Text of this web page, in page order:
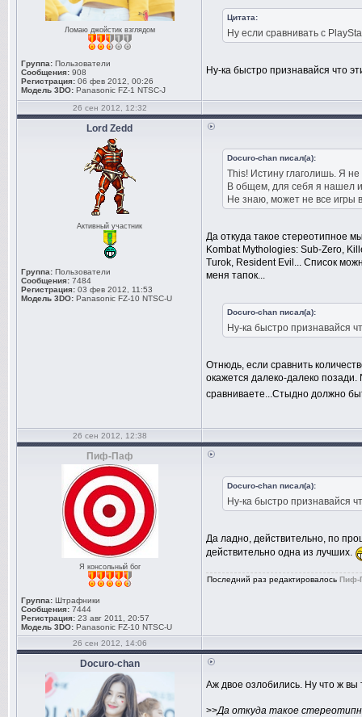
Ломаю джойстик взглядом
Группа: Пользователи
Сообщения: 908
Регистрация: 06 фев 2012, 00:26
Модель 3DO: Panasonic FZ-1 NTSC-J
Цитата:
Ну если сравнивать с
Ну-ка быстро признавайся что
26 сен 2012, 12:32
Lord Zedd
Активный участник
Группа: Пользователи
Сообщения: 7484
Регистрация: 03 фев 2012, 11:53
Модель 3DO: Panasonic FZ-10 NTSC-U
Docuro-chan писал(а):
This! Истину глаголишь. Я
В общем, для себя я нашел
Не знаю, может не все игры
Да откуда такое стереотипное
Kombat Mythologies: Sub-Zero,
Turok, Resident Evil... Список
меня тапок...
Docuro-chan писал(а):
Ну-ка быстро признавайся
Отнюдь, если сравнить
окажется далеко-далеко
сравниваете...Стыдно должно
26 сен 2012, 12:38
Пиф-Паф
Я консольный бог
Группа: Штрафники
Сообщения: 7444
Регистрация: 23 авг 2011, 20:57
Модель 3DO: Panasonic FZ-10 NTSC-U
Docuro-chan писал(а):
Ну-ка быстро признавайся
Да ладно, действительно, по
действительно одна из лучших.
Последний раз редактировалось Пиф-
26 сен 2012, 14:06
Docuro-chan
Аж двое озлобились. Ну что ж вы
>>Да откуда такое